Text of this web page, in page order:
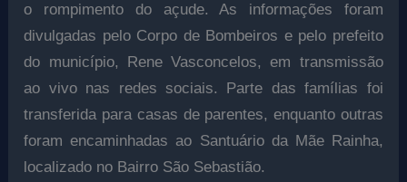
o rompimento do açude. As informações foram
divulgadas pelo Corpo de Bombeiros e pelo prefeito
do município, Rene Vasconcelos, em transmissão
ao vivo nas redes sociais. Parte das famílias foi
transferida para casas de parentes, enquanto outras
foram encaminhadas ao Santuário da Mãe Rainha,
localizado no Bairro São Sebastião.